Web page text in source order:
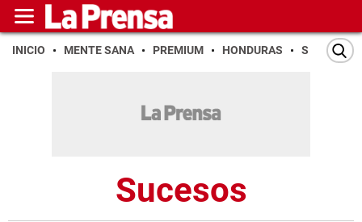
INICIO MENTE SANA PREMIUM HONDURAS SAN PEDRO
Sucesos